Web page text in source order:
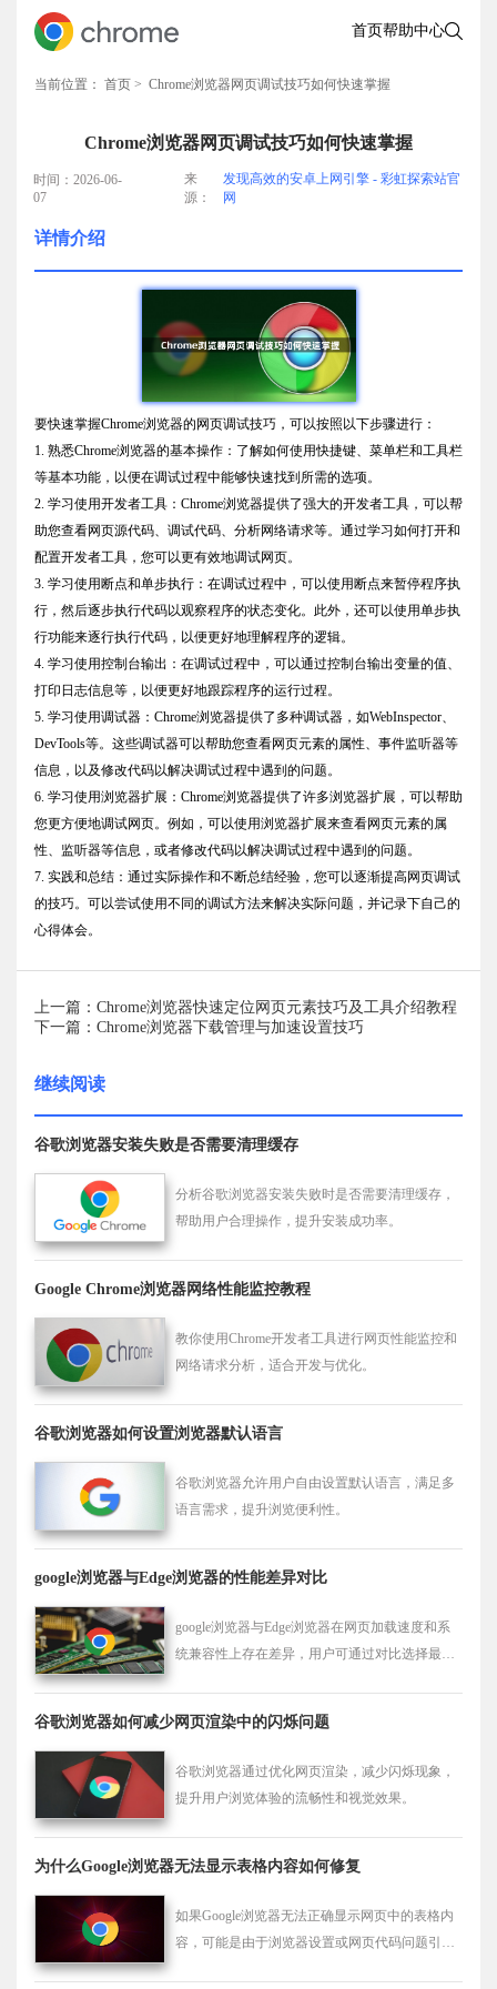
首页帮助中心
当前位置： 首页 > Chrome浏览器网页调试技巧如何快速掌握
Chrome浏览器网页调试技巧如何快速掌握
时间：2026-06-
07
来
源：
发现高效的安卓上网引擎 - 彩虹探索站官
网
详情介绍
要快速掌握Chrome浏览器的网页调试技巧，可以按照以下步骤进行：
1. 熟悉Chrome浏览器的基本操作：了解如何使用快捷键、菜单栏和工具栏
等基本功能，以便在调试过程中能够快速找到所需的选项。
2. 学习使用开发者工具：Chrome浏览器提供了强大的开发者工具，可以帮
助您查看网页源代码、调试代码、分析网络请求等。通过学习如何打开和
配置开发者工具，您可以更有效地调试网页。
3. 学习使用断点和单步执行：在调试过程中，可以使用断点来暂停程序执
行，然后逐步执行代码以观察程序的状态变化。此外，还可以使用单步执
行功能来逐行执行代码，以便更好地理解程序的逻辑。
4. 学习使用控制台输出：在调试过程中，可以通过控制台输出变量的值、
打印日志信息等，以便更好地跟踪程序的运行过程。
5. 学习使用调试器：Chrome浏览器提供了多种调试器，如WebInspector、
DevTools等。这些调试器可以帮助您查看网页元素的属性、事件监听器等
信息，以及修改代码以解决调试过程中遇到的问题。
6. 学习使用浏览器扩展：Chrome浏览器提供了许多浏览器扩展，可以帮助
您更方便地调试网页。例如，可以使用浏览器扩展来查看网页元素的属
性、监听器等信息，或者修改代码以解决调试过程中遇到的问题。
7. 实践和总结：通过实际操作和不断总结经验，您可以逐渐提高网页调试
的技巧。可以尝试使用不同的调试方法来解决实际问题，并记录下自己的
心得体会。
上一篇：Chrome浏览器快速定位网页元素技巧及工具介绍教程
下一篇：Chrome浏览器下载管理与加速设置技巧
继续阅读
谷歌浏览器安装失败是否需要清理缓存
分析谷歌浏览器安装失败时是否需要清理缓存，
帮助用户合理操作，提升安装成功率。
Google Chrome浏览器网络性能监控教程
教你使用Chrome开发者工具进行网页性能监控和
网络请求分析，适合开发与优化。
谷歌浏览器如何设置浏览器默认语言
谷歌浏览器允许用户自由设置默认语言，满足多
语言需求，提升浏览便利性。
google浏览器与Edge浏览器的性能差异对比
google浏览器与Edge浏览器在网页加载速度和系
统兼容性上存在差异，用户可通过对比选择最适
谷歌浏览器如何减少网页渲染中的闪烁问题
谷歌浏览器通过优化网页渲染，减少闪烁现象，
提升用户浏览体验的流畅性和视觉效果。
为什么Google浏览器无法显示表格内容如何修复
如果Google浏览器无法正确显示网页中的表格内
容，可能是由于浏览器设置或网页代码问题引起